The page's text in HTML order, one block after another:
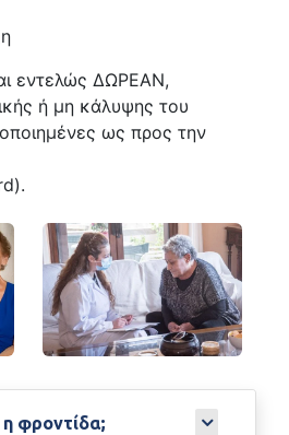
εντελώς ΔΩΡΕΑΝ,
ή μη κάλυψης του
ως προς την
η φροντίδα;